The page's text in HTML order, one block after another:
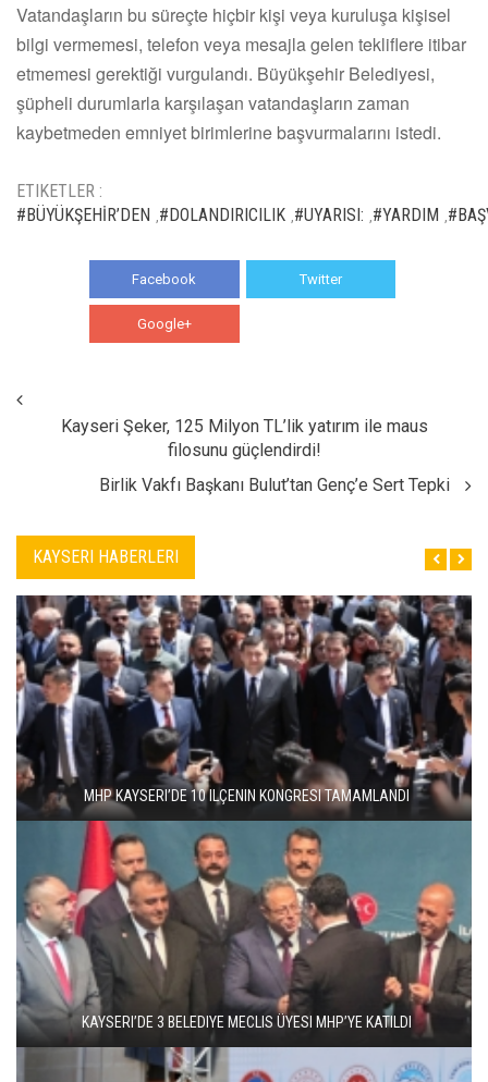
Vatandaşların bu süreçte hiçbir kişi veya kuruluşa kişisel
bilgi vermemesi, telefon veya mesajla gelen tekliflere itibar
etmemesi gerektiği vurgulandı. Büyükşehir Belediyesi,
şüpheli durumlarla karşılaşan vatandaşların zaman
kaybetmeden emniyet birimlerine başvurmalarını istedi.
ETIKETLER :
#BÜYÜKŞEHİR’DEN #DOLANDIRICILIK #UYARISI: #YARDIM
Facebook Twitter
Google+
Kayseri Şeker, 125 Milyon TL’lik yatırım ile maus
filosunu güçlendirdi!
Birlik Vakfı Başkanı Bulut’tan Genç’e Sert Tepki
KAYSERI HABERLERI
MHP KAYSERI’DE 10 ILÇENIN KONGRESI TAMAMLANDI
KAYSERI’DE 3 BELEDIYE MECLIS ÜYESI MHP’YE KATILDI